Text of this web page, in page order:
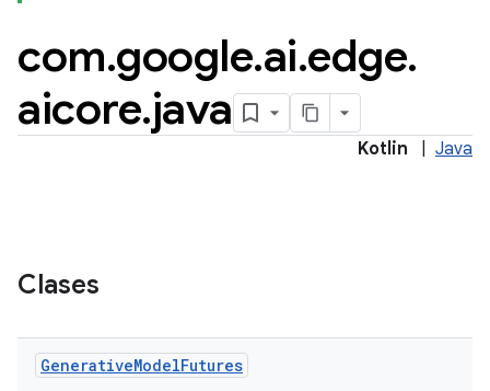
com.google.ai.edge.
aicore.java
Kotlin Java
Clases
GenerativeModelFutures